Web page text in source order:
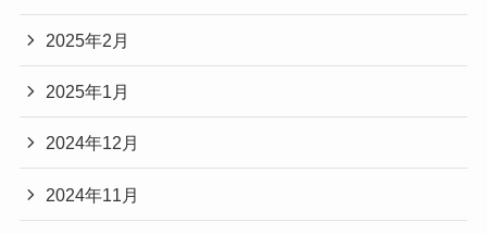
2025年2月
2025年1月
2024年12月
2024年11月